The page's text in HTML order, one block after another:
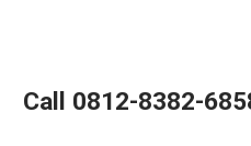
Call 0812-8382-